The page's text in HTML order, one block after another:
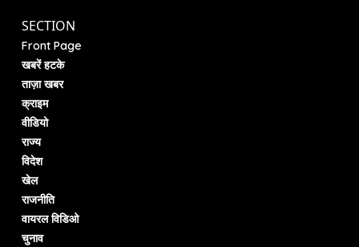
SECTION
Front Page
खबरें हटके
ताज़ा खबर
क्राइम
वीडियो
राज्य
विदेश
खेल
राजनीति
वायरल विडिओ
चुनाव